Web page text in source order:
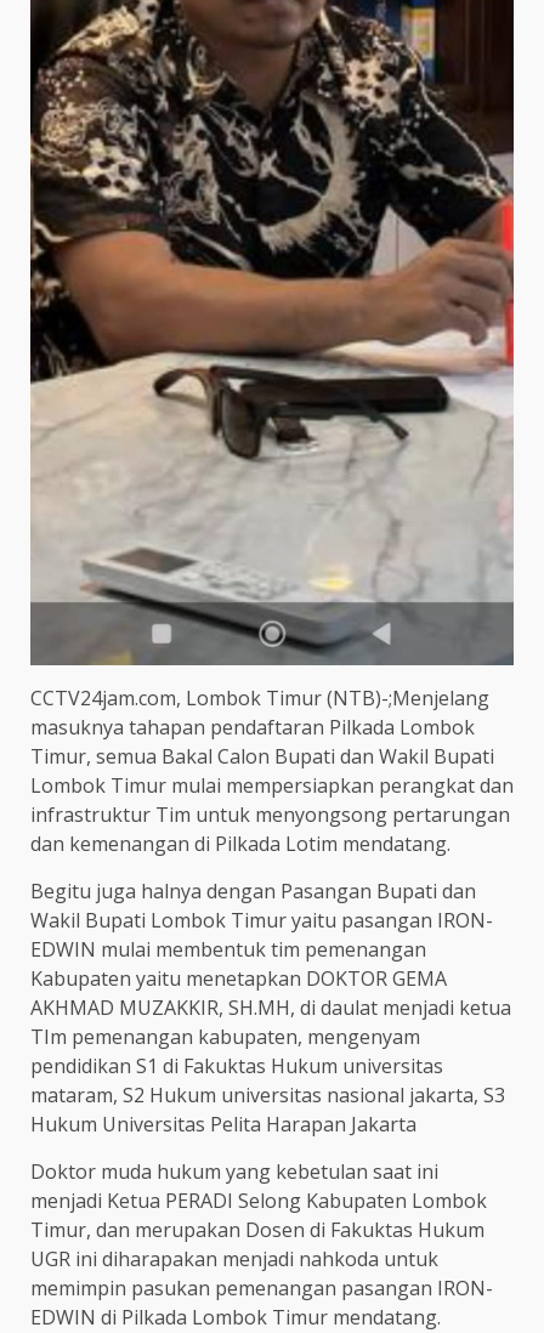
CCTV24jam.com, Lombok Timur (NTB)-;Menjelang
masuknya tahapan pendaftaran Pilkada Lombok
Timur, semua Bakal Calon Bupati dan Wakil Bupati
Lombok Timur mulai mempersiapkan perangkat dan
infrastruktur Tim untuk menyongsong pertarungan
dan kemenangan di Pilkada Lotim mendatang.
Begitu juga halnya dengan Pasangan Bupati dan
Wakil Bupati Lombok Timur yaitu pasangan IRON-
EDWIN mulai membentuk tim pemenangan
Kabupaten yaitu menetapkan DOKTOR GEMA
AKHMAD MUZAKKIR, SH.MH, di daulat menjadi ketua
TIm pemenangan kabupaten, mengenyam
pendidikan S1 di Fakuktas Hukum universitas
mataram, S2 Hukum universitas nasional jakarta, S3
Hukum Universitas Pelita Harapan Jakarta
Doktor muda hukum yang kebetulan saat ini
menjadi Ketua PERADI Selong Kabupaten Lombok
Timur, dan merupakan Dosen di Fakuktas Hukum
UGR ini diharapakan menjadi nahkoda untuk
memimpin pasukan pemenangan pasangan IRON-
EDWIN di Pilkada Lombok Timur mendatang.